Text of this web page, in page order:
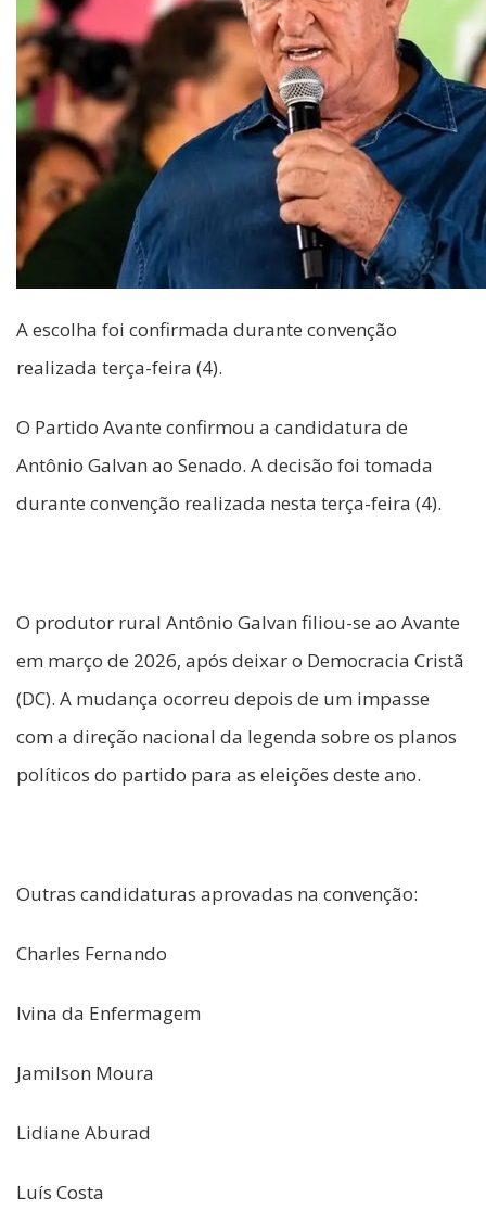
A escolha foi confirmada durante convenção
realizada terça-feira (4).
O Partido Avante confirmou a candidatura de
Antônio Galvan ao Senado. A decisão foi tomada
durante convenção realizada nesta terça-feira (4).
O produtor rural Antônio Galvan filiou-se ao Avante
em março de 2026, após deixar o Democracia Cristã
(DC). A mudança ocorreu depois de um impasse
com a direção nacional da legenda sobre os planos
políticos do partido para as eleições deste ano.
Outras candidaturas aprovadas na convenção:
Charles Fernando
Ivina da Enfermagem
Jamilson Moura
Lidiane Aburad
Luís Costa